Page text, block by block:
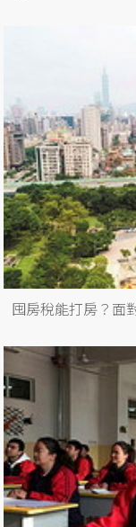
囤房稅能打房？面